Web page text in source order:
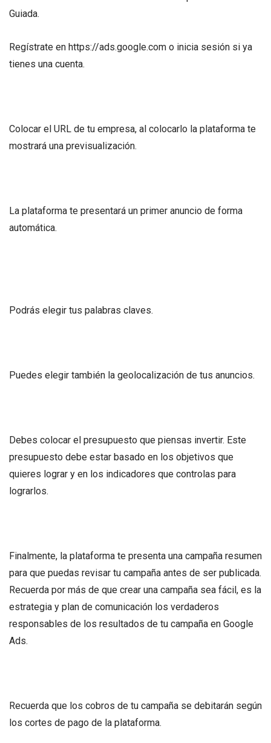
Guiada.
Regístrate en https://ads.google.com o inicia sesión si ya
tienes una cuenta.
Colocar el URL de tu empresa, al colocarlo la plataforma te
mostrará una previsualización.
La plataforma te presentará un primer anuncio de forma
automática.
Podrás elegir tus palabras claves.
Puedes elegir también la geolocalización de tus anuncios.
Debes colocar el presupuesto que piensas invertir. Este
presupuesto debe estar basado en los objetivos que
quieres lograr y en los indicadores que controlas para
lograrlos.
Finalmente, la plataforma te presenta una campaña resumen
para que puedas revisar tu campaña antes de ser publicada.
Recuerda por más de que crear una campaña sea fácil, es la
estrategia y plan de comunicación los verdaderos
responsables de los resultados de tu campaña en Google
Ads.
Recuerda que los cobros de tu campaña se debitarán según
los cortes de pago de la plataforma.